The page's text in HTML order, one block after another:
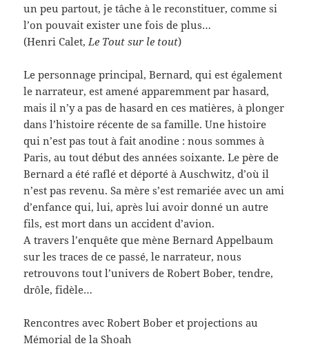
un peu partout, je tâche à le reconstituer, comme si
l’on pouvait exister une fois de plus…
(Henri Calet,Le Tout sur le tout)
Le personnage principal, Bernard, qui est également
le narrateur, est amené apparemment par hasard,
mais il n’y a pas de hasard en ces matières, à plonger
dans l’histoire récente de sa famille. Une histoire
qui n’est pas tout à fait anodine : nous sommes à
Paris, au tout début des années soixante. Le père de
Bernard a été raflé et déporté à Auschwitz, d’où il
n’est pas revenu. Sa mère s’est remariée avec un ami
d’enfance qui, lui, après lui avoir donné un autre
fils, est mort dans un accident d’avion.
A travers l’enquête que mène Bernard Appelbaum
sur les traces de ce passé, le narrateur, nous
retrouvons tout l’univers de Robert Bober, tendre,
drôle, fidèle…
Rencontres avec Robert Bober et projections au
Mémorial de la Shoah